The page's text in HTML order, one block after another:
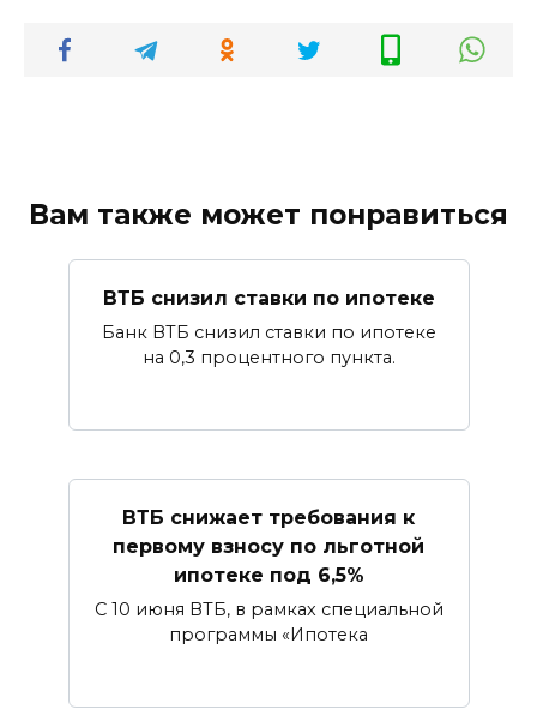
Вам также может понравиться
ВТБ снизил ставки по ипотеке
Банк ВТБ снизил ставки по ипотеке
на 0,3 процентного пункта.
ВТБ снижает требования к
первому взносу по льготной
ипотеке под 6,5%
С 10 июня ВТБ, в рамках специальной
программы «Ипотека